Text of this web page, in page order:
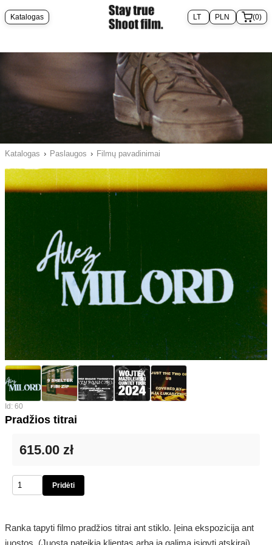
Katalogas (0)
Katalogas › Paslaugos › Filmų pavadinimai
Id: 60
Pradžios titrai
615.00 zł
Pridėti
Ranka tapyti filmo pradžios titrai ant stiklo. Įeina ekspozicija ant
juostos. (Juostą pateikia klientas arba ją galima įsigyti atskirai)